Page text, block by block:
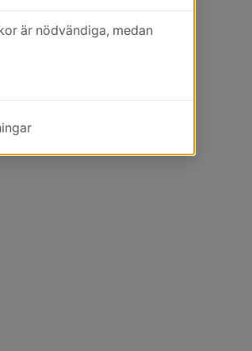
är nödvändiga, medan